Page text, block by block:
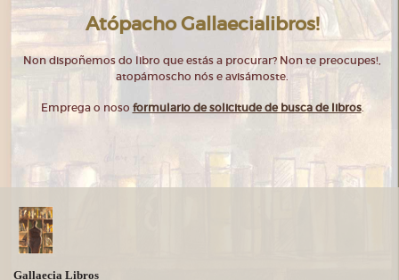
Atópacho Gallaecialibros!
Non dispoñemos do libro que estás a procurar? Non te preocupes!,
atopámoscho nós e avisámoste.
Emprega o noso formulario de solicitude de busca de libros.
Gallaecia Libros